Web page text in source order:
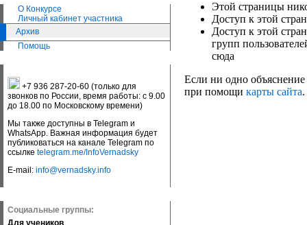
О Конкурсе
Личный кабинет участника
Архив
Помощь
+7 936 287-20-60 (только для
звонков по России, время работы: с 9.00
до 18.00 по Московскому времени)
Мы также доступны в Telegram и
WhatsApp. Важная информация будет
публиковаться на канале Telegram по
ссылке telegram.me/InfoVernadsky
E-mail: info@vernadsky.info
Социальные группы:
Для учеников
Этой страницы
Доступ к этой
Доступ к этой
групп
сюда
Если ни одно объяснение
при помощи карты сайта.